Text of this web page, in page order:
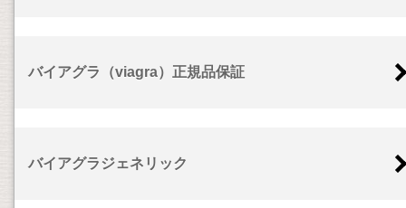
バイアグラ（viagra）正規品保証
バイアグラジェネリック